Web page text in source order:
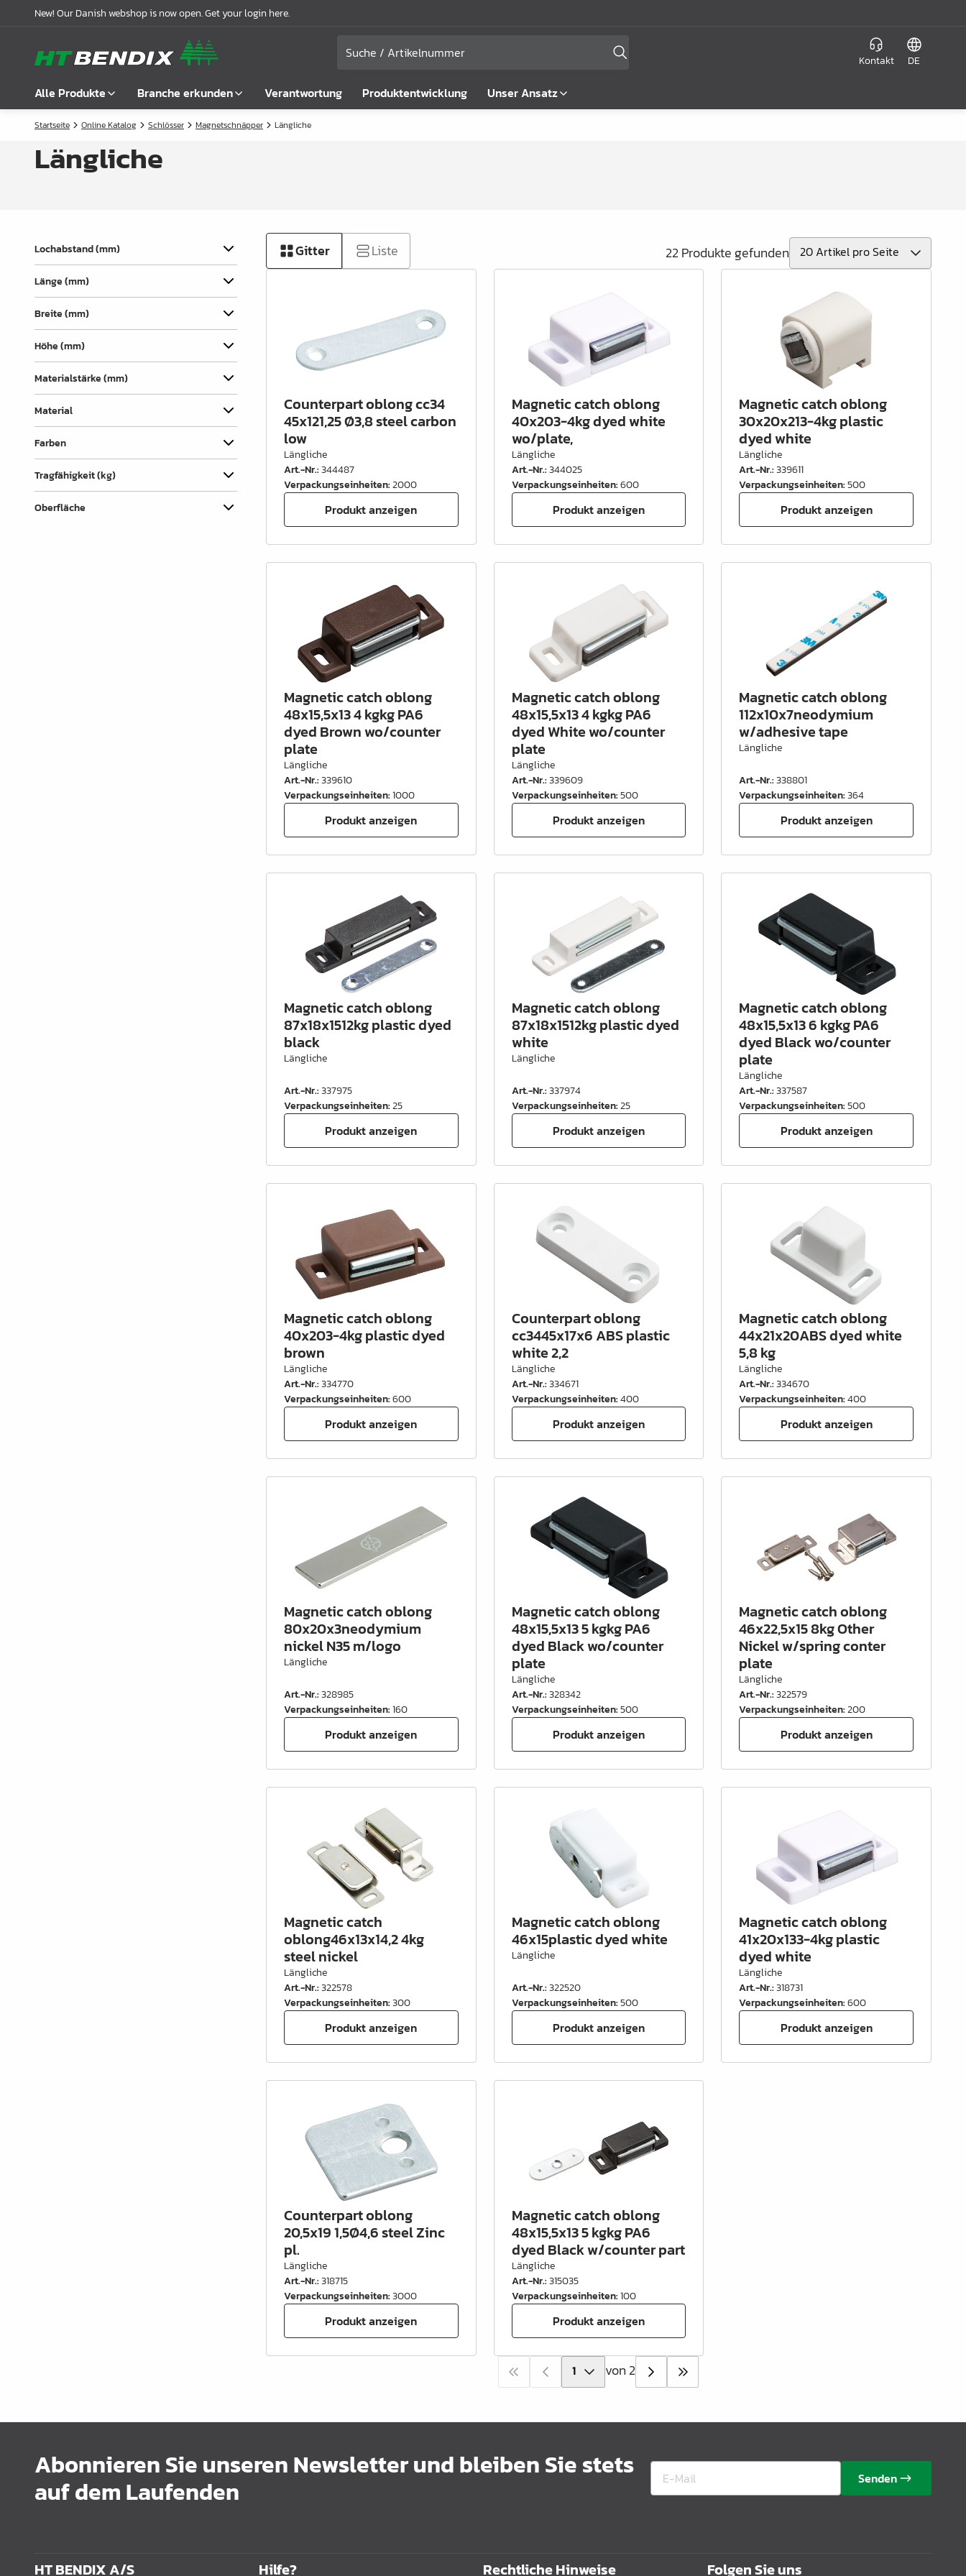
New! Our Danish webshop is now open. Get your login here.
Kontakt DE
Alle Produkte
Alle anzeigen
Befestigung
Verbindungsbeschläge
Boden- & Regalträger
Winkel- &
Verbindungslaschen
Abdecklappen
Auszüge &
Schubkastenteile
Scharniere & Türbeschläge
Beine, Füsse &
Untergestelle
Rollen
Branche erkunden
Möbelindustrie
Badindustrie
Büroeinrichtungen
Verantwortung Produktentwicklung Unser Ansatz
Über uns
Unsere Geschichte
Kooperationspartnern
Fallbeispiele
Aktuelle Meldungen
Startseite Online Katalog Schlösser Magnetschnäpper Längliche
Längliche
Lochabstand (mm)
Länge (mm)
Breite (mm)
Höhe (mm)
Materialstärke (mm)
Material
Farben
Tragfähigkeit (kg)
Oberfläche
Liste
Gitter 22 Produkte gefunden
Counterpart oblong cc34
45x121,25 Ø3,8 steel carbon
low
Längliche
Art.-Nr.:344487
Verpackungseinheiten:2000
Produkt anzeigen
Magnetic catch oblong
40x203-4kg dyed white
wo/plate,
Längliche
Art.-Nr.:344025
Verpackungseinheiten:600
Produkt anzeigen
Magnetic catch oblong
30x20x213-4kg plastic
dyed white
Längliche
Art.-Nr.:339611
Verpackungseinheiten:500
Produkt anzeigen
Magnetic catch oblong
48x15,5x13 4 kgkg PA6
dyed Brown wo/counter
plate
Längliche
Art.-Nr.:339610
Verpackungseinheiten:1000
Produkt anzeigen
Magnetic catch oblong
48x15,5x13 4 kgkg PA6
dyed White wo/counter
plate
Längliche
Art.-Nr.:339609
Verpackungseinheiten:500
Produkt anzeigen
Magnetic catch oblong
112x10x7neodymium
w/adhesive tape
Längliche
Art.-Nr.:338801
Verpackungseinheiten:364
Produkt anzeigen
Magnetic catch oblong
87x18x1512kg plastic dyed
black
Längliche
Art.-Nr.:337975
Verpackungseinheiten:25
Produkt anzeigen
Magnetic catch oblong
87x18x1512kg plastic dyed
white
Längliche
Art.-Nr.:337974
Verpackungseinheiten:25
Produkt anzeigen
Magnetic catch oblong
48x15,5x13 6 kgkg PA6
dyed Black wo/counter
plate
Längliche
Art.-Nr.:337587
Verpackungseinheiten:500
Produkt anzeigen
Magnetic catch oblong
40x203-4kg plastic dyed
brown
Längliche
Art.-Nr.:334770
Verpackungseinheiten:600
Produkt anzeigen
Counterpart oblong
cc3445x17x6 ABS plastic
white 2,2
Längliche
Art.-Nr.:334671
Verpackungseinheiten:400
Produkt anzeigen
Magnetic catch oblong
44x21x20ABS dyed white
5,8 kg
Längliche
Art.-Nr.:334670
Verpackungseinheiten:400
Produkt anzeigen
Magnetic catch oblong
80x20x3neodymium
nickel N35 m/logo
Längliche
Art.-Nr.:328985
Verpackungseinheiten:160
Produkt anzeigen
Magnetic catch oblong
48x15,5x13 5 kgkg PA6
dyed Black wo/counter
plate
Längliche
Art.-Nr.:328342
Verpackungseinheiten:500
Produkt anzeigen
Magnetic catch oblong
46x22,5x15 8kg Other
Nickel w/spring conter
plate
Längliche
Art.-Nr.:322579
Verpackungseinheiten:200
Produkt anzeigen
Magnetic catch
oblong46x13x14,2 4kg
steel nickel
Längliche
Art.-Nr.:322578
Verpackungseinheiten:300
Produkt anzeigen
Magnetic catch oblong
46x15plastic dyed white
Längliche
Art.-Nr.:322520
Verpackungseinheiten:500
Produkt anzeigen
Magnetic catch oblong
41x20x133-4kg plastic
dyed white
Längliche
Art.-Nr.:318731
Verpackungseinheiten:600
Produkt anzeigen
Counterpart oblong
20,5x19 1,5Ø4,6 steel Zinc
pl.
Längliche
Art.-Nr.:318715
Verpackungseinheiten:3000
Produkt anzeigen
Magnetic catch oblong
48x15,5x13 5 kgkg PA6
dyed Black w/counter part
Längliche
Art.-Nr.:315035
Verpackungseinheiten:100
Produkt anzeigen
von 2
Abonnieren Sie unseren Newsletter und bleiben Sie stets
auf dem Laufenden Senden
HT BENDIX A/S Hilfe? Rechtliche Hinweise Folgen Sie uns